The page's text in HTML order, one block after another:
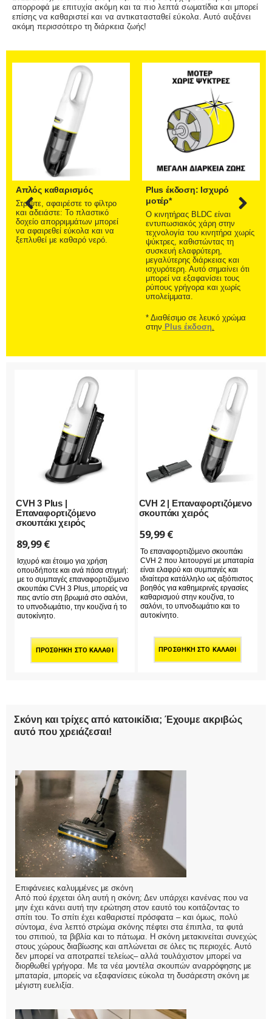
απορροφά με επιτυχία ακόμη και τα πιο λεπτά σωματίδια και μπορεί
επίσης να καθαριστεί και να αντικατασταθεί εύκολα. Αυτό αυξάνει
ακόμη περισσότερο τη διάρκεια ζωής!
Απλός καθαρισμός
Στρίψτε, αφαιρέστε το φίλτρο
και αδειάστε: Το πλαστικό
δοχείο απορριμμάτων μπορεί
να αφαιρεθεί εύκολα και να
ξεπλυθεί με καθαρό νερό.
Plus έκδοση: Ισχυρό
μοτέρ*
Ο κινητήρας BLDC είναι
εντυπωσιακός χάρη στην
τεχνολογία του κινητήρα χωρίς
ψύκτρες, καθιστώντας τη
συσκευή ελαφρύτερη,
μεγαλύτερης διάρκειας και
ισχυρότερη. Αυτό σημαίνει ότι
μπορεί να εξαφανίσει τους
ρύπους γρήγορα και χωρίς
υπολείμματα.
* Διαθέσιμο σε λευκό χρώμα
στην Plus έκδοση.
CVH 3 Plus |
Επαναφορτιζόμενο
σκουπάκι χειρός
89,99€
Ισχυρό και έτοιμο για χρήση
οπουδήποτε και ανά πάσα στιγμή:
με το συμπαγές επαναφορτιζόμενο
σκουπάκι CVH 3 Plus, μπορείς να
πεις αντίο στη βρωμιά στο σαλόνι,
το υπνοδωμάτιο, την κουζίνα ή το
αυτοκίνητο.
ΠΡΟΣΘΉΚΗ ΣΤΟ ΚΑΛΆΘΙ
CVH 2 | Επαναφορτιζόμενο
σκουπάκι χειρός
59,99€
Το επαναφορτιζόμενο σκουπάκι
CVH 2 που λειτουργεί με μπαταρία
είναι ελαφρύ και συμπαγές και
ιδιαίτερα κατάλληλο ως αξιόπιστος
βοηθός για καθημερινές εργασίες
καθαρισμού στην κουζίνα, το
σαλόνι, το υπνοδωμάτιο και το
αυτοκίνητο.
ΠΡΟΣΘΉΚΗ ΣΤΟ ΚΑΛΆΘΙ
Σκόνη και τρίχες από κατοικίδια; Έχουμε ακριβώς
αυτό που χρειάζεσαι!
Επιφάνειες καλυμμένες με σκόνη
Από πού έρχεται όλη αυτή η σκόνη; Δεν υπάρχει κανένας που να
μην έχει κάνει αυτή την ερώτηση στον εαυτό του κοιτάζοντας το
σπίτι του. Το σπίτι έχει καθαριστεί πρόσφατα – και όμως, πολύ
σύντομα, ένα λεπτό στρώμα σκόνης πέφτει στα έπιπλα, τα φυτά
του σπιτιού, τα βιβλία και το πάτωμα. Η σκόνη μετακινείται συνεχώς
στους χώρους διαβίωσης και απλώνεται σε όλες τις περιοχές. Αυτό
δεν μπορεί να αποτραπεί τελείως– αλλά τουλάχιστον μπορεί να
διορθωθεί γρήγορα. Με τα νέα μοντέλα σκουπών αναρρόφησης με
μπαταρία, μπορείς να εξαφανίσεις εύκολα τη δυσάρεστη σκόνη με
μέγιστη ευελιξία.